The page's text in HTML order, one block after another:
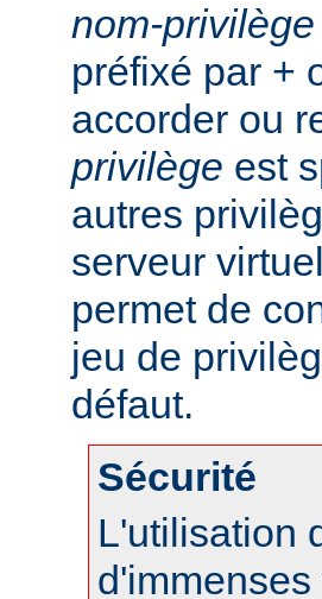
nom-privilège
préfixé par +
accorder ou
privilège est
autres
serveur
permet de
jeu de
défaut.
Sécurité
L'utilisation